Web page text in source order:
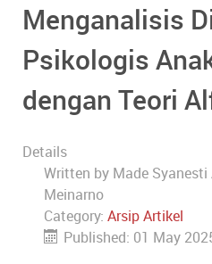
Menganalisis
Psikologis
dengan Teori
Details
Written by Made Syanesti
Meinarno
Category: Arsip Artikel
Published: 01 May